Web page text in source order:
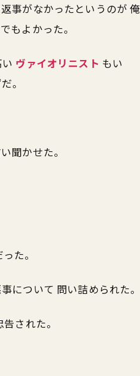
事がなかったというのが 俺
もよかった。
ヴァイオリニスト もい
。
聞かせた。
た。
について 問い詰められた。
された。